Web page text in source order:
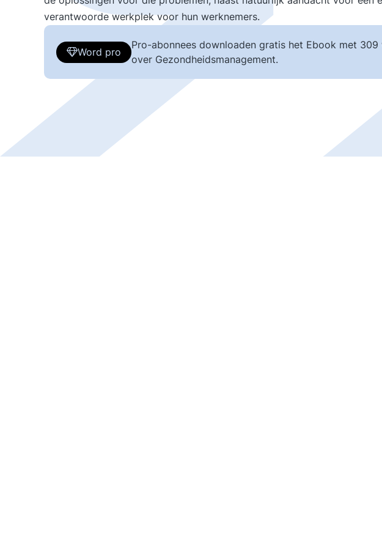
verantwoorde werkplek voor hun werknemers.
Word pro
Pro-abonnees downloaden gratis het Ebook met
over Gezondheidsmanagement.